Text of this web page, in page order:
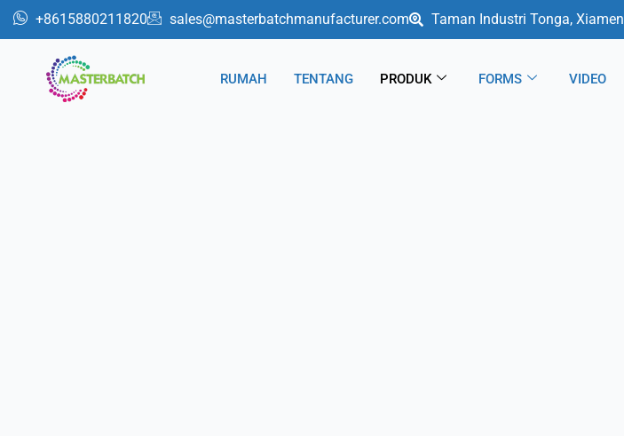
+8615880211820 sales@masterbatchmanufacturer.com Taman Industri Tonga, Xiamen
RUMAH TENTANG PRODUK FORMS VIDEO